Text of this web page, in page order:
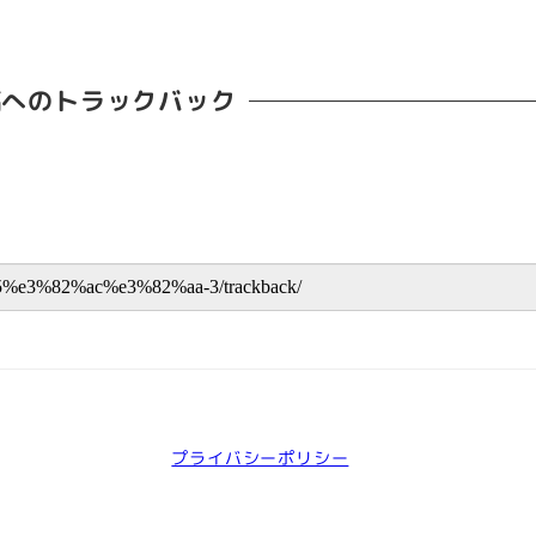
のトラックバック
プライバシーポリシー